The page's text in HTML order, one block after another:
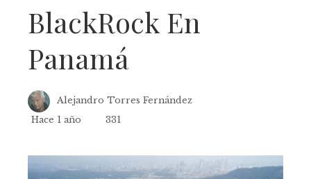
BlackRock En
Panamá
Alejandro Torres Fernández
Hace 1 año
331